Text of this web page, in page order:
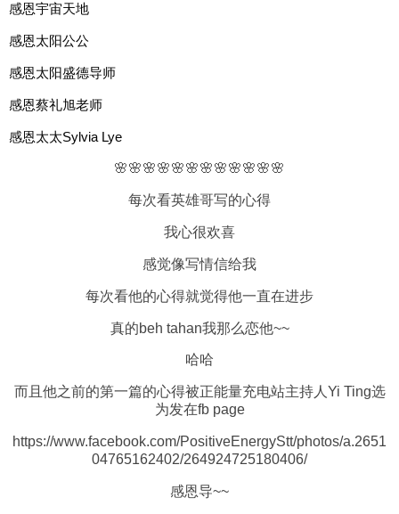
感恩宇宙天地
感恩太阳公公
感恩太阳盛德导师
感恩蔡礼旭老师
感恩太太Sylvia Lye
🌸🌸🌸🌸🌸🌸🌸🌸🌸🌸🌸🌸
每次看英雄哥写的心得
我心很欢喜
感觉像写情信给我
每次看他的心得就觉得他一直在进步
真的beh tahan我那么恋他~~
哈哈
而且他之前的第一篇的心得被正能量充电站主持人Yi Ting选
为发在fb page
https://www.facebook.com/PositiveEnergyStt/photos/a.2651
04765162402/264924725180406/
感恩导~~